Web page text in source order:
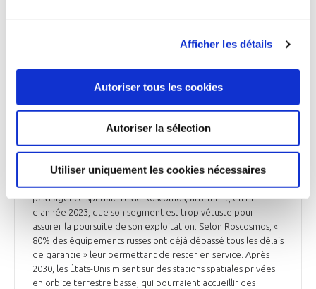
Afficher les détails
Autoriser tous les cookies
Autoriser la sélection
Utiliser uniquement les cookies nécessaires
pouvant aller jusqu'à 843 M$. Une fois le véhicule développé,
sa mission. Modèle de coopération internationale réunissant
l'Europe, le Japon, les États-Unis et la Russie, l'ISS a
d'environ 100 Md$. Située à 4 h de vol de la Terre, elle est
habitée en permanence depuis le 2 novembre 2000 avec
équipes s'y relaient tous les 4 à 6 mois. Sa retraite était
initialement prévue en 2024, mais la NASA a estimé qu'elle
pouvait fonctionner jusqu'en 2030. Un avis que ne partage
pas l'agence spatiale russe Roscomos, affirmant, en fin
d'année 2023, que son segment est trop vétuste pour
assurer la poursuite de son exploitation. Selon Roscosmos, «
80% des équipements russes ont déjà dépassé tous les délais
de garantie » leur permettant de rester en service. Après
2030, les États-Unis misent sur des stations spatiales privées
en orbite terrestre basse, qui pourraient accueillir des